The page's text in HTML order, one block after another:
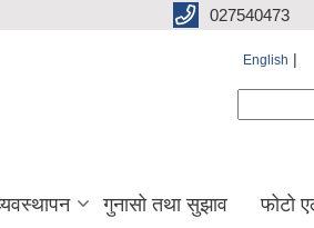
027540473
English
गुनासो तथा सुझाव फोटो